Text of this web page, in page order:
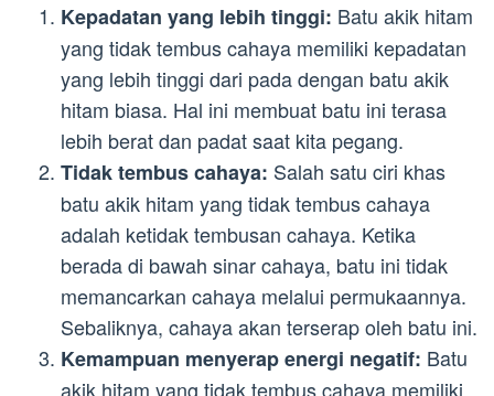
Kepadatan yang lebih tinggi: Batu akik hitam
yang tidak tembus cahaya memiliki kepadatan
yang lebih tinggi dari pada dengan batu akik
hitam biasa. Hal ini membuat batu ini terasa
lebih berat dan padat saat kita pegang.
Tidak tembus cahaya: Salah satu ciri khas
batu akik hitam yang tidak tembus cahaya
adalah ketidak tembusan cahaya. Ketika
berada di bawah sinar cahaya, batu ini tidak
memancarkan cahaya melalui permukaannya.
Sebaliknya, cahaya akan terserap oleh batu ini.
Kemampuan menyerap energi negatif: Batu
akik hitam yang tidak tembus cahaya memiliki